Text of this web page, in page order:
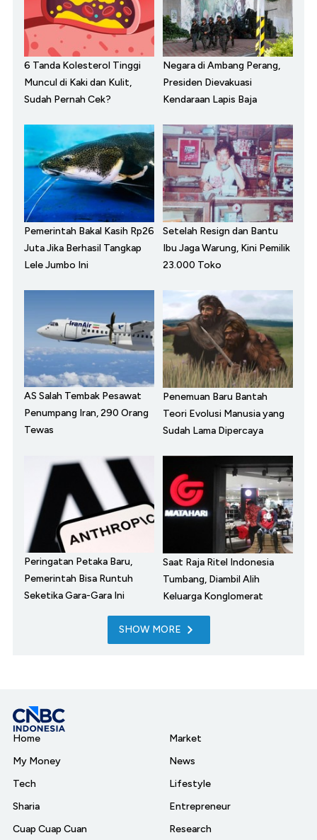
6 Tanda Kolesterol Tinggi
Muncul di Kaki dan Kulit,
Sudah Pernah Cek?
Negara di Ambang Perang,
Presiden Dievakuasi
Kendaraan Lapis Baja
Pemerintah Bakal Kasih Rp26
Juta Jika Berhasil Tangkap
Lele Jumbo Ini
Setelah Resign dan Bantu
Ibu Jaga Warung, Kini Pemilik
23.000 Toko
AS Salah Tembak Pesawat
Penumpang Iran, 290 Orang
Tewas
Penemuan Baru Bantah
Teori Evolusi Manusia yang
Sudah Lama Dipercaya
Peringatan Petaka Baru,
Pemerintah Bisa Runtuh
Seketika Gara-Gara Ini
Saat Raja Ritel Indonesia
Tumbang, Diambil Alih
Keluarga Konglomerat
SHOW MORE
Home
My Money
Tech
Sharia
Cuap Cuap Cuan
Market
News
Lifestyle
Entrepreneur
Research